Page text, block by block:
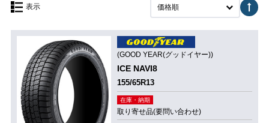
表示 価格順
(GOOD YEAR(グッドイヤー))
ICE NAVI8
155/65R13
在庫・納期
取り寄せ品(要問い合わせ)